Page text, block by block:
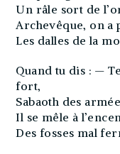
Un râle sort de
Archevêque, on a
Les dalles de la
Quand tu dis : —
fort,
Sabaoth des
Il se mêle à
Des fosses mal